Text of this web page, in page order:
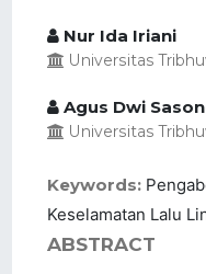
Nur Ida Iriani
Universitas
Agus Dwi
Universitas
Keywords:
Keselamatan Lalu
ABSTRACT